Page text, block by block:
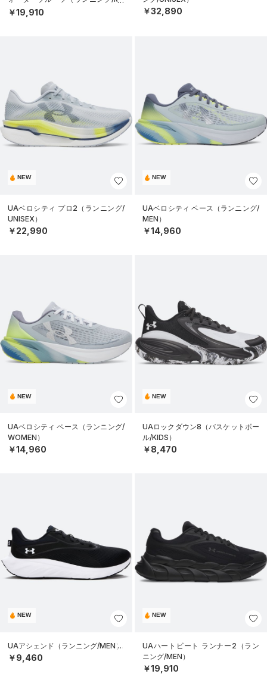
N）
￥19,910 ￥32,890
NEW
UAベロシティ プロ2（ランニング/
UNISEX）
￥22,990
NEW
UAベロシティ ペース（ランニング/
MEN）
￥14,960
NEW
UAベロシティ ペース（ランニング/
WOMEN）
￥14,960
NEW
UAロックダウン8（バスケットボー
ル/KIDS）
￥8,470
NEW
UAアシェンド（ランニング/MEN）
￥9,460
NEW
UAハートビート ランナー2（ラン
ニング/MEN）
￥19,910